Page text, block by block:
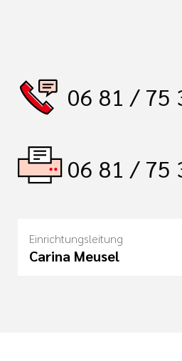
06 81 / 75
06 81 / 75
Einrichtungsleitung
Carina Meusel